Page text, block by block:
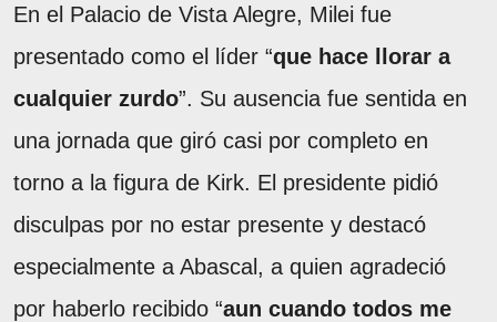
En el Palacio de Vista Alegre, Milei fue
presentado como el líder “que hace llorar a
cualquier zurdo”. Su ausencia fue sentida en
una jornada que giró casi por completo en
torno a la figura de Kirk. El presidente pidió
disculpas por no estar presente y destacó
especialmente a Abascal, a quien agradeció
por haberlo recibido “aun cuando todos me